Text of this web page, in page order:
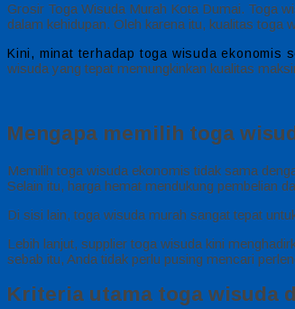
Grosir Toga Wisuda Murah Kota Dumai. Toga
dalam kehidupan. Oleh karena itu, kualitas toga
Kini, minat terhadap toga wisuda ekonomis
wisuda yang tepat memungkinkan kualitas
Mengapa memilih toga
Memilih toga wisuda ekonomis tidak sama
Selain itu, harga hemat mendukung pembelian
Di sisi lain, toga wisuda murah sangat tepat
Lebih lanjut, supplier toga wisuda kini
sebab itu, Anda tidak perlu pusing mencari
Kriteria utama toga wisuda